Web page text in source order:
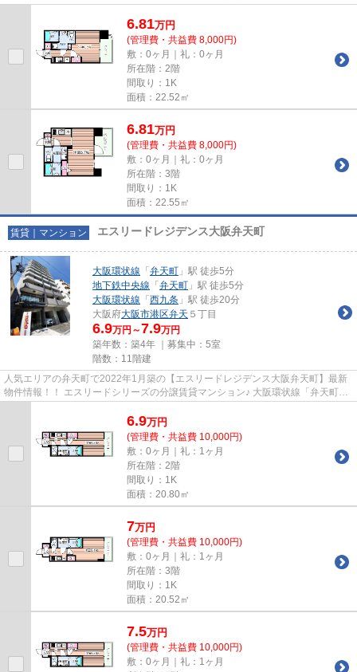
6.81万円
(管理費・共益費 8,000円)
敷：0ヶ月｜礼：0ヶ月
所在階：2階
間取り：1K
面積：22.52㎡
6.81万円
(管理費・共益費 8,000円)
敷：0ヶ月｜礼：0ヶ月
所在階：3階
間取り：1K
面積：22.55㎡
賃貸｜マンション エスリードレジデンス大阪弁天町
大阪環状線 「 弁天町 」駅 徒歩5分
地下鉄中央線 「 弁天町 」駅 徒歩5分
大阪環状線 「 西九条 」駅 徒歩20分
大阪府大阪市港区弁天 ５丁目
6.9万円～7.9万円
築年数：築4年 ｜募集中： 5室
階数：11階建
人気エリアの弁天町で2022年1月築の【エスリードレジデンス大阪弁天町】最新
物件情報！！ エスリードシリーズの分譲賃貸マンション♪ 大阪環状線「弁天町
6.9万円
(管理費・共益費 10,000円)
敷：0ヶ月｜礼：1ヶ月
所在階：2階
間取り：1K
面積：20.80㎡
7万円
(管理費・共益費 10,000円)
敷：0ヶ月｜礼：1ヶ月
所在階：3階
間取り：1K
面積：20.52㎡
7.5万円
(管理費・共益費 10,000円)
敷：0ヶ月｜礼：1ヶ月